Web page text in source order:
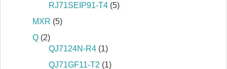
RJ71SEIP91-T4 (5)
MXR (5)
Q (2)
QJ7124N-R4 (1)
QJ71GF11-T2 (1)